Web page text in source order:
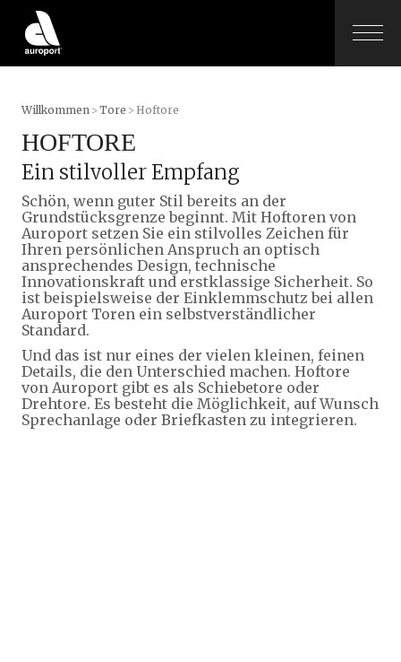
Willkommen >Tore > Hoftore
HOFTORE
Ein stilvoller Empfang
Schön, wenn guter Stil bereits an der
Grundstücksgrenze beginnt. Mit Hoftoren von
Auroport setzen Sie ein stilvolles Zeichen für
Ihren persönlichen Anspruch an optisch
ansprechendes Design, technische
Innovationskraft und erstklassige Sicherheit. So
ist beispielsweise der Einklemmschutz bei allen
Auroport Toren ein selbstverständlicher
Standard.
Und das ist nur eines der vielen kleinen, feinen
Details, die den Unterschied machen. Hoftore
von Auroport gibt es als Schiebetore oder
Drehtore. Es besteht die Möglichkeit, auf Wunsch
Sprechanlage oder Briefkasten zu integrieren.